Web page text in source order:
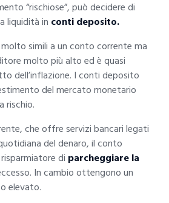
“rischiose”, può decidere di
liquidità in conti deposito.
simili a un conto corrente ma
molto più alto ed è quasi
dell’inflazione. I conti deposito
del mercato monetario
rischio.
che offre servizi bancari legati
del denaro, il conto
di parcheggiare la
In cambio ottengono un
elevato.